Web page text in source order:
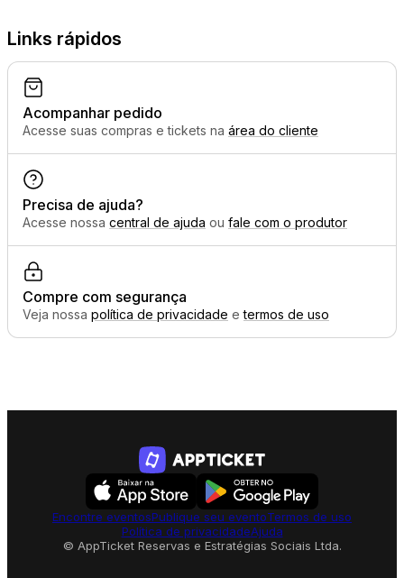
Links rápidos
Acompanhar pedido
Acesse suas compras e tickets na área do cliente
Precisa de ajuda?
Acesse nossa central de ajuda ou fale com o produtor
Compre com segurança
Veja nossa política de privacidade etermos de uso
© AppTicket Reservas e Estratégias Sociais Ltda.
Encontre eventosPublique seu eventoTermos de uso
Política de privacidadeAjuda